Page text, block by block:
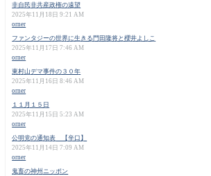
非自民非共産政権の遠望
2025年11月18日 9:21 AM
orner
ファンタジーの世界に生きる門田隆将と櫻井よしこ
2025年11月17日 7:46 AM
orner
東村山デマ事件の３０年
2025年11月16日 8:46 AM
orner
１１月１５日
2025年11月15日 5:23 AM
orner
公明党の通知表 【辛口】
2025年11月14日 7:09 AM
orner
鬼畜の神州ニッポン